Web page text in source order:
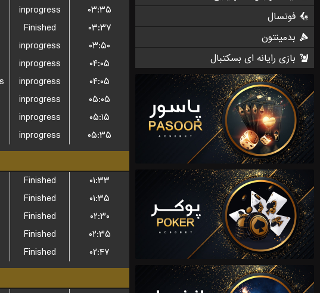
inprogress
۰۳:۳۵
Finished
۰۳:۳۷
inprogress
۰۳:۵۰
inprogress
۰۴:۰۵
inprogress
۰۴:۰۵
inprogress
۰۵:۰۵
inprogress
۰۵:۱۵
inprogress ۰۵:۳۵
Finished
۰۱:۳۳
Finished
۰۱:۳۵
Finished
۰۲:۳۰
Finished
۰۲:۳۵
Finished ۰۲:۴۷